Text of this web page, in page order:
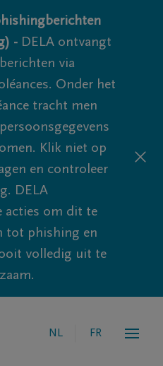
- DELA ontvangt
via
Onder het
tracht men
Klik niet op
en controleer
DELA
acties om dit te
tot phishing en
volledig uit te
NL FR